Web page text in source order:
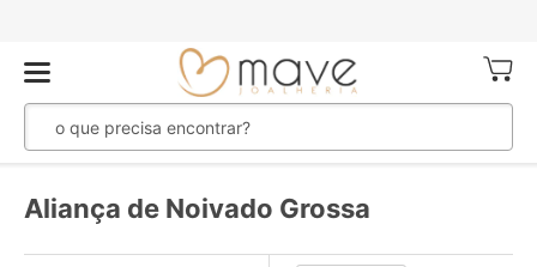
Meu
Aliança de Noivado Grossa